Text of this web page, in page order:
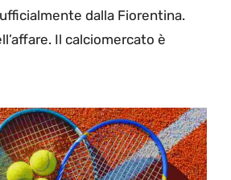
dalla Fiorentina.
Il calciomercato è